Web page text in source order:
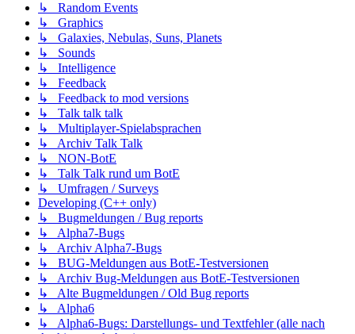
↳ Random Events
↳ Graphics
↳ Galaxies, Nebulas, Suns, Planets
↳ Sounds
↳ Intelligence
↳ Feedback
↳ Feedback to mod versions
↳ Talk talk talk
↳ Multiplayer-Spielabsprachen
↳ Archiv Talk Talk
↳ NON-BotE
↳ Talk Talk rund um BotE
↳ Umfragen / Surveys
Developing (C++ only)
↳ Bugmeldungen / Bug reports
↳ Alpha7-Bugs
↳ Archiv Alpha7-Bugs
↳ BUG-Meldungen aus BotE-Testversionen
↳ Archiv Bug-Meldungen aus BotE-Testversionen
↳ Alte Bugmeldungen / Old Bug reports
↳ Alpha6
↳ Alpha6-Bugs: Darstellungs- und Textfehler (alle nach